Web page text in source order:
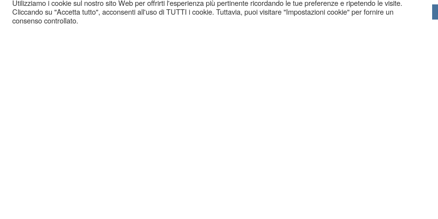
Utilizziamo i cookie sul nostro sito Web per offrirti l'esperienza più pertinente ricordando le tue preferenze e ripetendo le visite.
Cliccando su "Accetta tutto", acconsenti all'uso di TUTTI i cookie. Tuttavia, puoi visitare "Impostazioni cookie" per fornire un
consenso controllato.